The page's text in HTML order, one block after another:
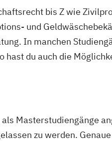
bis Z wie
und
In manchen
hast du auch die
Masterstudiengänge
zu werden.